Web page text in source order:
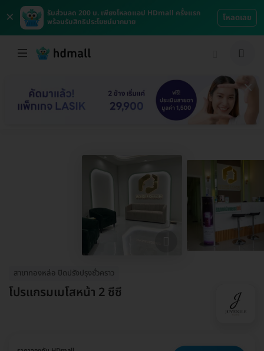
×
รับส่วนลด 200 บ. เพียงโหลดแอป HDmall ครั้งแรก
พร้อมรับสิทธิประโยชน์มากมาย
โหลดเลย
สาขาทองหล่อ ปิดปรังปรุงชั่วคราว
โปรแกรมเมโสหน้า 2 ซีซี